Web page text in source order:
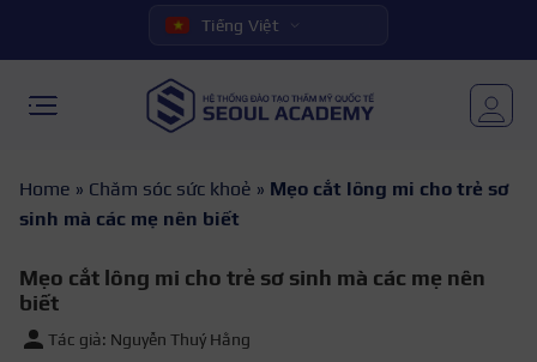
Tiếng Việt
Home » Chăm sóc sức khoẻ » Mẹo cắt lông mi cho trẻ sơ
sinh mà các mẹ nên biết
Mẹo cắt lông mi cho trẻ sơ sinh mà các mẹ nên
biết
Tác giả: Nguyễn Thuý Hằng